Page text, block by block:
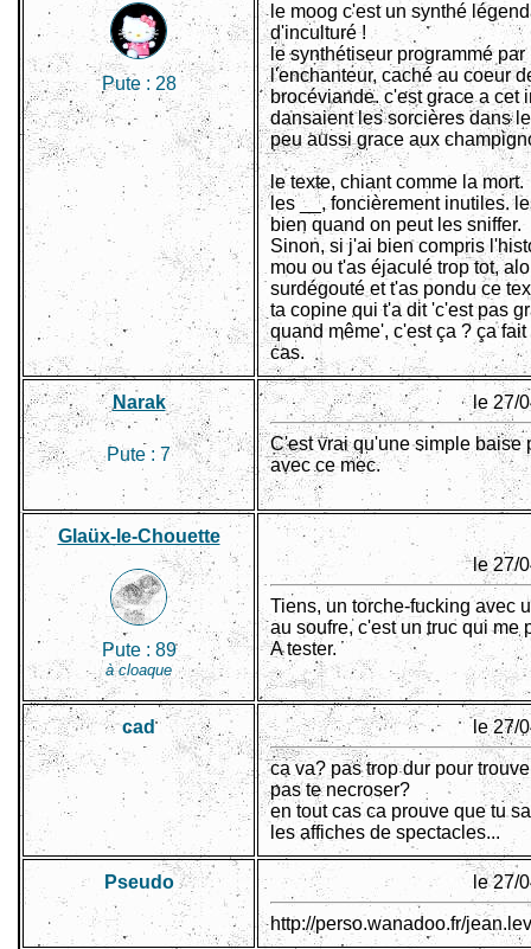
Pute : 28
le moog c'est un synthé
d'inculturé !
le synthétiseur programmé par
l'enchanteur, caché au coeur
brocéviande. c'est grace a cet
dansaient les sorcières dans
peu aussi grace aux
le texte, chiant comme la mort.
les __, foncièrement inutiles.
bien quand on peut les sniffer.
Sinon, si j'ai bien compris
mou ou t'as éjaculé trop tot,
surdégouté et t'as pondu ce
ta copine qui t'a dit 'c'est pas
quand même', c'est ça ? ça
cas.
Narak
Pute : 7
le 27/
C'est vrai qu'une simple baise
avec ce mec.
Glaüx-le-Chouette
Pute : 89
à cloaque
le 27/
Tiens, un torche-fucking avec
au soufre, c'est un truc qui me
A tester.
cad le 27/
ca va? pas trop dur pour
pas te necroser?
en tout cas ca prouve que tu
les affiches de spectacles...
Pseudo le 27/
http://perso.wanadoo.fr/